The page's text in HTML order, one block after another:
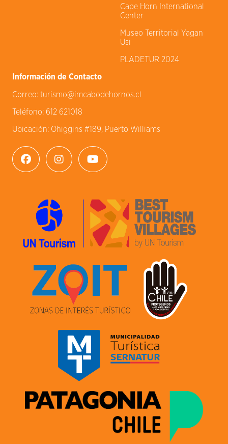
Cape Horn International
Center
Museo Territorial Yagan
Usi
PLADETUR 2024
Información de Contacto
Correo: turismo@imcabodehornos.cl
Teléfono: 612 621018
Ubicación: Ohiggins #189, Puerto Williams